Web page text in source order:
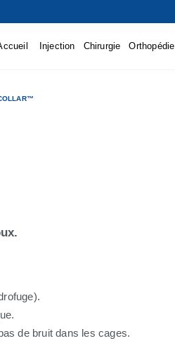
Injection Chirurgie Orthopédie
de bruit dans les cages.